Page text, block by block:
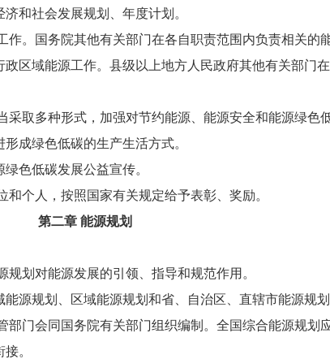
和社会发展规划、年度计划。
作。国务院其他有关部门在各自职责范围内负责相关的
域能源工作。县级以上地方人民政府其他有关部门
采取多种形式，加强对节约能源、能源安全和能源绿色
成绿色低碳的生产生活方式。
色低碳发展公益宣传。
个人，按照国家有关规定给予表彰、奖励。
第二章 能源规划
划对能源发展的引领、指导和规范作用。
规划、区域能源规划和省、自治区、直辖市能源规划
部门会同国务院有关部门组织编制。全国综合能源规划
。